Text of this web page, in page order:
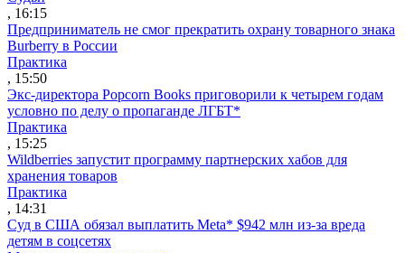
, 16:15
Предприниматель не смог прекратить охрану товарного знака
Burberry в России
Практика
, 15:50
Экс-директора Popcorn Books приговорили к четырем годам
условно по делу о пропаганде ЛГБТ*
Практика
, 15:25
Wildberries запустит программу партнерских хабов для
хранения товаров
Практика
, 14:31
Суд в США обязал выплатить Meta* $942 млн из-за вреда
детям в соцсетях